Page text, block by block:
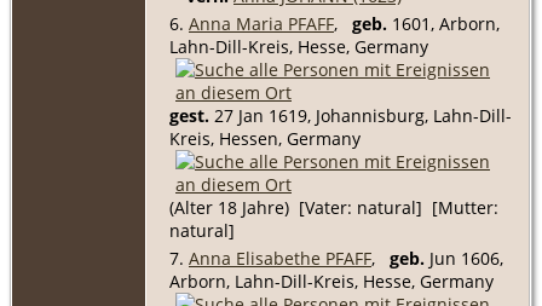
6. Anna Maria PFAFF, geb. 1601, Arborn,
Lahn-Dill-Kreis, Hesse, Germany
gest. 27 Jan 1619, Johannisburg, Lahn-Dill-
Kreis, Hessen, Germany
(Alter 18 Jahre) [Vater: natural] [Mutter:
natural]
7. Anna Elisabethe PFAFF, geb. Jun 1606,
Arborn, Lahn-Dill-Kreis, Hesse, Germany